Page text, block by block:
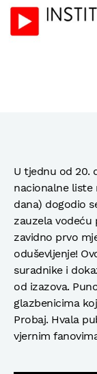
U tjednu od 20.
nacionalne liste
dana) dogodio
zauzela vodeću
zavidno prvo
oduševljenje!
suradnike i
od izazova.
glazbenicima
Probaj. Hvala
vjernim